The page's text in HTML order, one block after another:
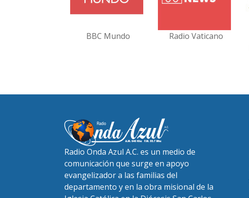
BBC Mundo Radio Vaticano
Radio Onda Azul A.C. es un medio de
comunicación que surge en apoyo
evangelizador a las familias del
departamento y en la obra misional de la